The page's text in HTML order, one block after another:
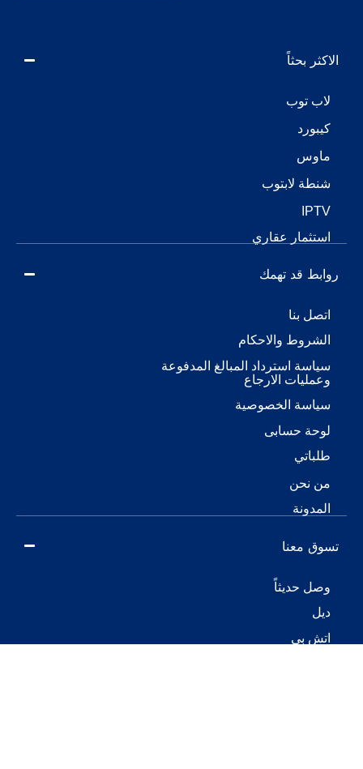
الاكثر بحثاً
لاب توب
كيبورد
ماوس
شنطة لابتوب
IPTV
استثمار عقاري
روابط قد تهمك
اتصل بنا
الشروط والاحكام
سياسة استرداد المبالغ المدفوعة
وعمليات الارجاع
سياسة الخصوصية
لوحة حسابى
طلباتي
من نحن
المدونة
تسوق معنا
وصل حديثاً
ديل
اتش بى